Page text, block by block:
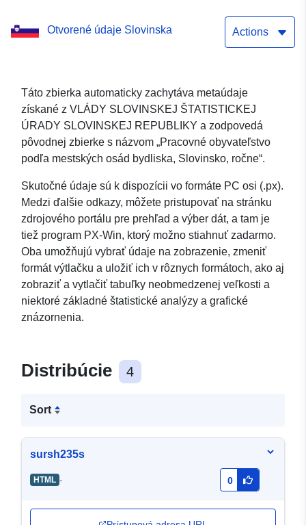
Otvorené údaje Slovinska Actions
Táto zbierka automaticky zachytáva metaúdaje
získané z VLÁDY SLOVINSKEJ ŠTATISTICKEJ
ÚRADY SLOVINSKEJ REPUBLIKY a zodpovedá
pôvodnej zbierke s názvom „Pracovné obyvateľstvo
podľa mestských osád bydliska, Slovinsko, ročne“.
Skutočné údaje sú k dispozícii vo formáte PC osi (.px).
Medzi ďalšie odkazy, môžete pristupovať na stránku
zdrojového portálu pre prehľad a výber dát, a tam je
tiež program PX-Win, ktorý možno stiahnuť zadarmo.
Oba umožňujú vybrať údaje na zobrazenie, zmeniť
formát výtlačku a uložiť ich v rôznych formátoch, ako aj
zobraziť a vytlačiť tabuľky neobmedzenej veľkosti a
niektoré základné štatistické analýzy a grafické
znázornenia.
Distribúcie 4
Sort
sursh235s
HTML - 0